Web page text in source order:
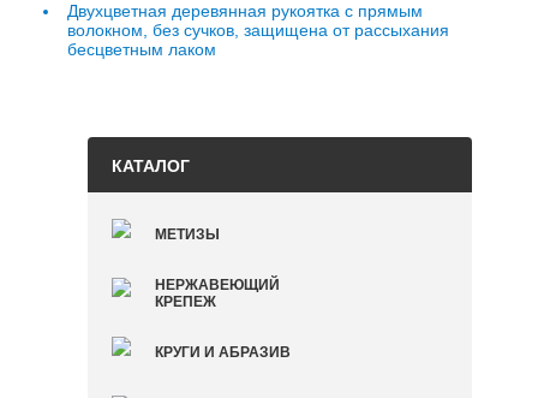
КАТАЛОГ
МЕТИЗЫ
НЕРЖАВЕЮЩИЙ
КРЕПЕЖ
КРУГИ И АБРАЗИВ
Двухцветная деревянная рукоятка c прямым
волокном, без сучков, защищена от рассыхания
бесцветным лаком